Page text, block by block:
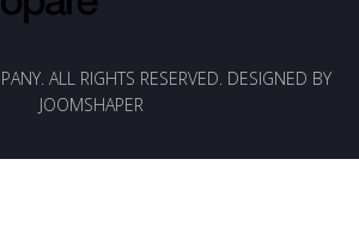
ALL RIGHTS RESERVED. DESIGNED BY
JOOMSHAPER